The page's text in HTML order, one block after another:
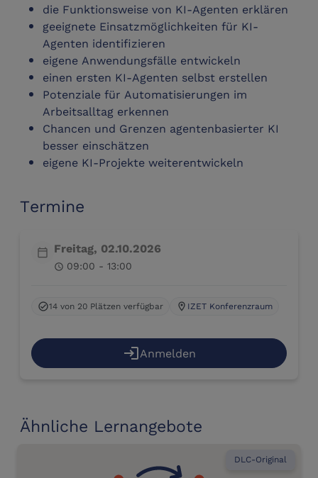
die Funktionsweise von KI-Agenten erklären
geeignete Einsatzmöglichkeiten für KI-
Agenten identifizieren
eigene Anwendungsfälle entwickeln
einen ersten KI-Agenten selbst erstellen
Potenziale für Automatisierungen im
Arbeitsalltag erkennen
Chancen und Grenzen agentenbasierter KI
besser einschätzen
eigene KI-Projekte weiterentwickeln
Termine
calendar_today Freitag, 02.10.2026
schedule 09:00 - 13:00
check_circle14 von 20 Plätzen verfügbar location_on IZET Konferenzraum
loginAnmelden
Ähnliche Lernangebote
DLC-Original